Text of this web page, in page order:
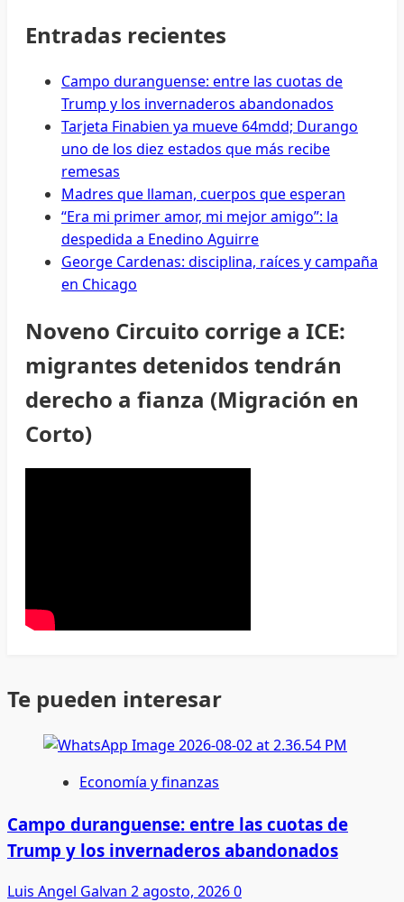
Entradas recientes
Campo duranguense: entre las cuotas de
Trump y los invernaderos abandonados
Tarjeta Finabien ya mueve 64mdd; Durango
uno de los diez estados que más recibe
remesas
Madres que llaman, cuerpos que esperan
“Era mi primer amor, mi mejor amigo”: la
despedida a Enedino Aguirre
George Cardenas: disciplina, raíces y campaña
en Chicago
Noveno Circuito corrige a ICE:
migrantes detenidos tendrán
derecho a fianza (Migración en
Corto)
Te pueden interesar
Economía y finanzas
Campo duranguense: entre las cuotas de
Trump y los invernaderos abandonados
Luis Angel Galvan 2 agosto, 20260